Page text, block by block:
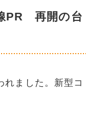
PR 再開の台
れました。新型コ